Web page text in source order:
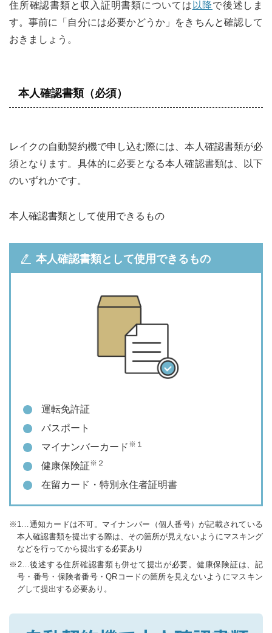
住所確認書類と収入証明書類については 以降で後述しま
す。事前に「自分には必要かどうか」をきちんと確認して
おきましょう。
本人確認書類（必須）
レイクの自動契約機で申し込む際には、本人確認書類が必
須となります。具体的に必要となる本人確認書類は、以下
のいずれかです。
本人確認書類として使用できるもの
本人確認書類として使用できるもの
運転免許証
パスポート
マイナンバーカード ※１
健康保険証※２
在留カード・特別永住者証明書
1…通知カードは不可。マイナンバー（個人番号）が記載されている
本人確認書類を提出する際は、その箇所が見えないようにマスキング
などを行ってから提出する必要あり
2…後述する住所確認書類も併せて提出が必要。健康保険証は、記
号・番号・保険者番号・QRコードの箇所を見えないようにマスキン
グして提出する必要あり。